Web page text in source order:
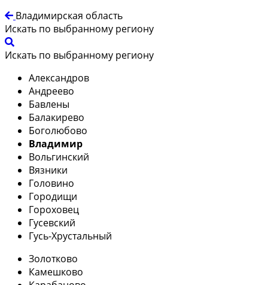
Владимирская область
Искать по выбранному региону
Искать по выбранному региону
Александров
Андреево
Бавлены
Балакирево
Боголюбово
Владимир
Вольгинский
Вязники
Головино
Городищи
Гороховец
Гусевский
Гусь-Хрустальный
Золотково
Камешково